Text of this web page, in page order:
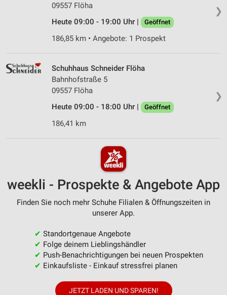
❯
09557 Flöha
Heute 09:00 - 19:00 Uhr |
Geöffnet
186,85 km • Angebote: 1 Prospekt
❯
Schuhhaus Schneider Flöha
Bahnhofstraße 5
09557 Flöha
Heute 09:00 - 18:00 Uhr |
Geöffnet
186,41 km
weekli - Prospekte & Angebote App
Finden Sie noch mehr Schuhe Filialen & Öffnungszeiten in
unserer App.
✔ Standortgenaue Angebote
✔ Folge deinem Lieblingshändler
✔ Push-Benachrichtigungen bei neuen Prospekten
✔ Einkaufsliste - Einkauf stressfrei planen
JETZT LADEN UND SPAREN!